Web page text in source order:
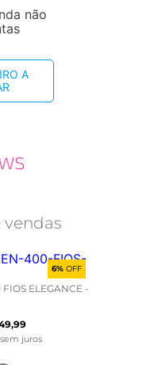
não
A
vendas
6% OFF
ELEGANCE -
,99
sem juros